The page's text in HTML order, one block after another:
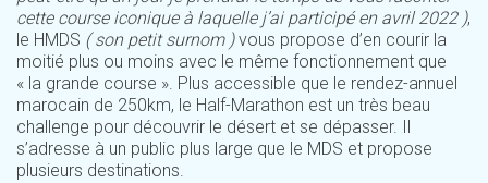
cette course iconique à laquelle j’ai participé en avril 2022 ),
le HMDS ( son petit surnom )vous propose d’en courir la
moitié plus ou moins avec le même fonctionnement que
« la grande course ». Plus accessible que le rendez-annuel
marocain de 250km, le Half-Marathon est un très beau
challenge pour découvrir le désert et se dépasser. Il
s’adresse à un public plus large que le MDS et propose
plusieurs destinations.